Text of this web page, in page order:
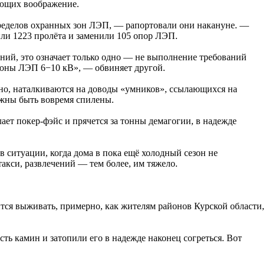
воображение.
охранных зон ЛЭП, — рапортовали они накануне. —
1223 пролёта и заменили 105 опор ЛЭП.
это означает только одно — не выполнение требований
ЛЭП 6−10 кВ», — обвиняет другой.
наталкиваются на доводы «умников», ссылающихся на
быть вовремя спилены.
покер-фэйс и прячется за тонны демагогии, в надежде
когда дома в пока ещё холодный сезон не
развлечений — тем более, им тяжело.
выживать, примерно, как жителям районов Курской области,
камин и затопили его в надежде наконец согреться. Вот